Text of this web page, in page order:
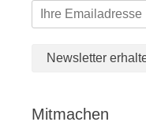
Mitmachen